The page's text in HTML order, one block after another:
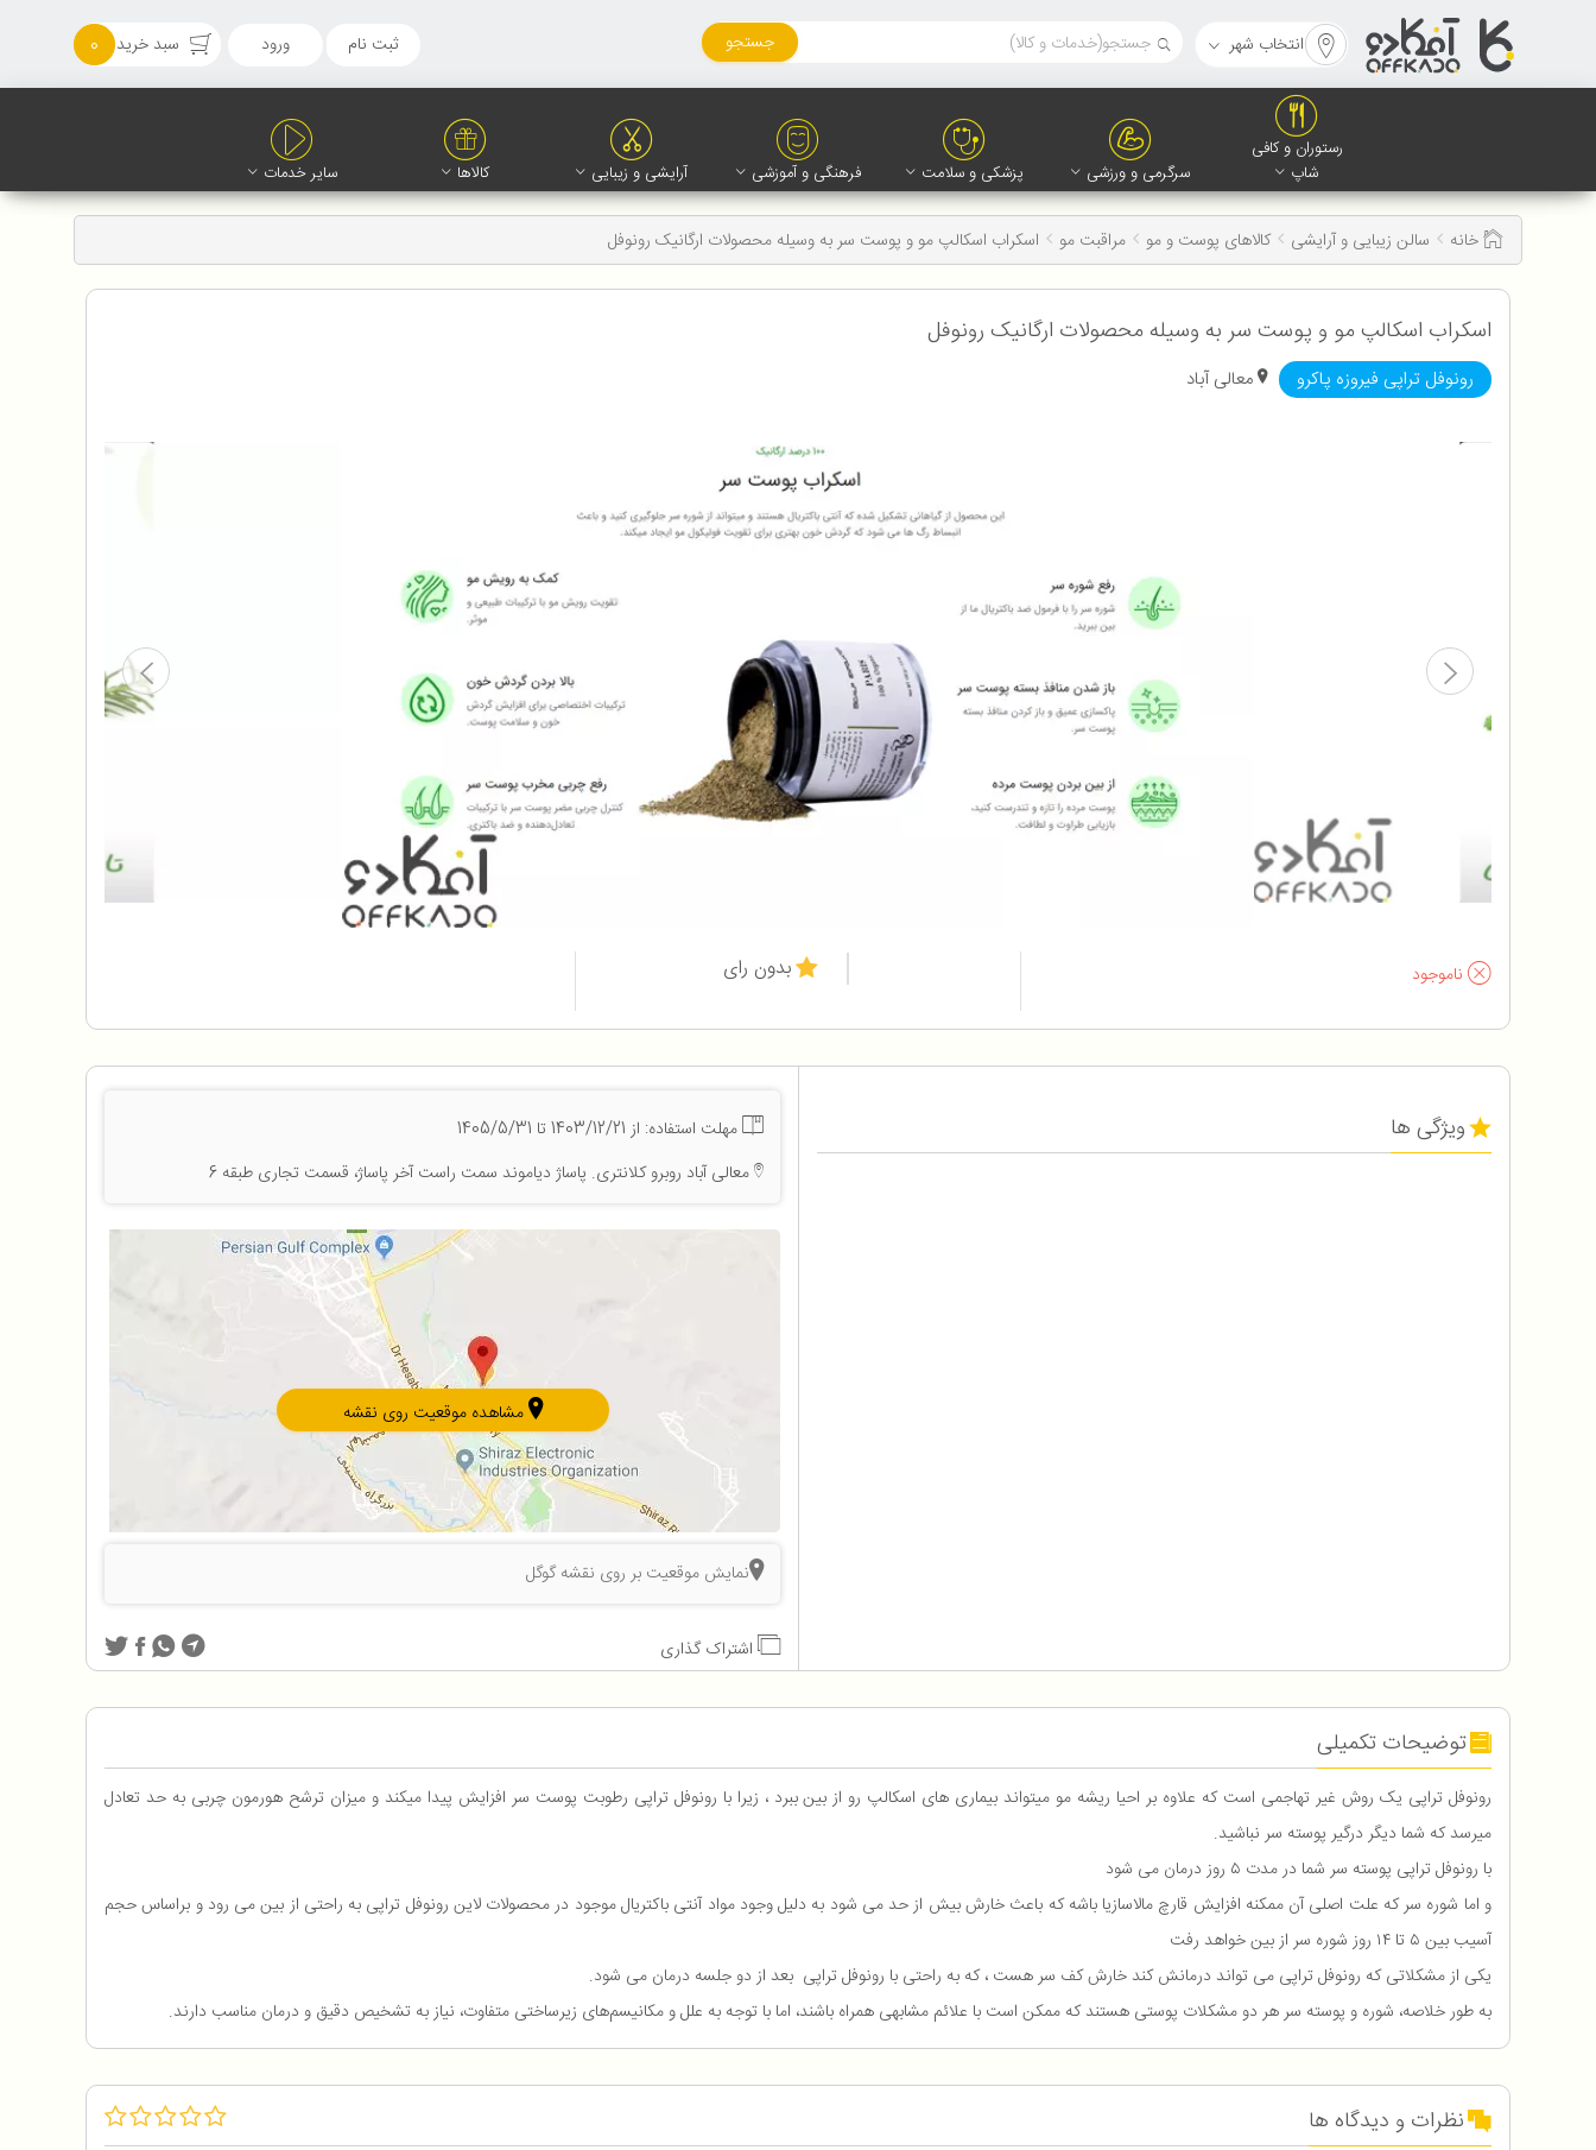
انتخاب شهر جستجو ثبت نام ورود سبد خرید 0
رستوران و کافی
شاپ
سرگرمی و ورزشی پزشکی و سلامت فرهنگی و آموزشی آرایشی و زیبایی کالاها سایر خدمات
خانه سالن زیبایی و آرایشی کالاهای پوست و مو مراقبت مو اسکراب اسکالپ مو و پوست سر به وسیله محصولات ارگانیک رونوفل
اسکراب اسکالپ مو و پوست سر به وسیله محصولات ارگانیک رونوفل
رونوفل تراپی فیروزه پاکرو معالی آباد
ناموجود بدون رای
ویژگی ها
مهلت استفاده: از 1403/12/21 تا 1405/5/31
معالی آباد روبرو کلانتری. پاساژ دیاموند سمت راست آخر پاساژ، قسمت تجاری طبقه 6
مشاهده موقعیت روی نقشه
نمایش موقعیت بر روی نقشه گوگل
اشتراک گذاری
توضیحات تکمیلی
رونوفل تراپی یک روش غیر تهاجمی است که علاوه بر احیا ریشه مو میتواند بیماری های اسکالپ رو از بین ببرد ، زیرا با رونوفل تراپی رطوبت پوست سر افزایش پیدا میکند و میزان ترشح هورمون چربی به حد تعادل
میرسد که شما دیگر درگیر پوسته سر نباشید.
با رونوفل تراپی پوسته سر شما در مدت ۵ روز درمان می شود
و اما شوره سر که علت اصلی آن ممکنه افزایش قارچ مالاسازیا باشه که باعث خارش بیش از حد می شود به دلیل وجود مواد آنتی باکتریال موجود در محصولات لاین رونوفل تراپی به راحتی از بین می رود و براساس حجم
آسیب بین ۵ تا ۱۴ روز شوره سر از بین خواهد رفت
یکی از مشکلاتی که رونوفل تراپی می تواند درمانش کند خارش کف سر هست ، که به راحتی با رونوفل تراپی بعد از دو جلسه درمان می شود.
به طور خلاصه، شوره و پوسته سر هر دو مشکلات پوستی هستند که ممکن است با علائم مشابهی همراه باشند، اما با توجه به علل و مکانیسم‌های زیرساختی متفاوت، نیاز به تشخیص دقیق و درمان مناسب دارند.
نظرات و دیدگاه ها